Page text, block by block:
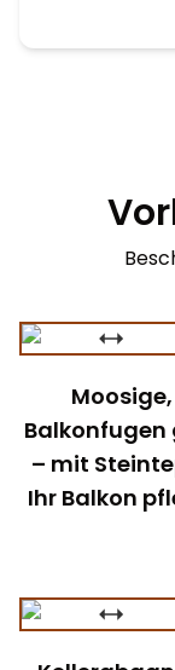
Balkonfugen
– mit
Ihr Balkon